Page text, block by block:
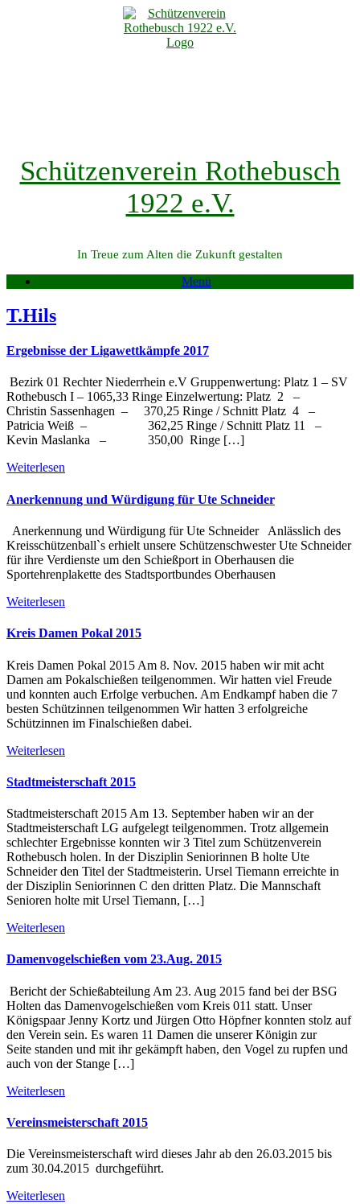
Schützenverein Rothebusch
1922 e.V.
In Treue zum Alten die Zukunft gestalten
Menü
T.Hils
Ergebnisse der Ligawettkämpfe 2017
Bezirk 01 Rechter Niederrhein e.V Gruppenwertung: Platz 1 – SV
Rothebusch I – 1065,33 Ringe Einzelwertung: Platz 2 –
Christin Sassenhagen – 370,25 Ringe / Schnitt Platz 4 –
Patricia Weiß – 362,25 Ringe / Schnitt Platz 11 –
Kevin Maslanka – 350,00 Ringe […]
Weiterlesen
Anerkennung und Würdigung für Ute Schneider
Anerkennung und Würdigung für Ute Schneider Anlässlich des
Kreisschützenball`s erhielt unsere Schützenschwester Ute Schneider
für ihre Verdienste um den Schießport in Oberhausen die
Sportehrenplakette des Stadtsportbundes Oberhausen
Weiterlesen
Kreis Damen Pokal 2015
Kreis Damen Pokal 2015 Am 8. Nov. 2015 haben wir mit acht
Damen am Pokalschießen teilgenommen. Wir hatten viel Freude
und konnten auch Erfolge verbuchen. Am Endkampf haben die 7
besten Schützinnen teilgenommen Wir hatten 3 erfolgreiche
Schützinnen im Finalschießen dabei.
Weiterlesen
Stadtmeisterschaft 2015
Stadtmeisterschaft 2015 Am 13. September haben wir an der
Stadtmeisterschaft LG aufgelegt teilgenommen. Trotz allgemein
schlechter Ergebnisse konnten wir 3 Titel zum Schützenverein
Rothebusch holen. In der Disziplin Seniorinnen B holte Ute
Schneider den Titel der Stadtmeisterin. Ursel Tiemann erreichte in
der Disziplin Seniorinnen C den dritten Platz. Die Mannschaft
Senioren holte mit Ursel Tiemann, […]
Weiterlesen
Damenvogelschießen vom 23.Aug. 2015
Bericht der Schießabteilung Am 23. Aug 2015 fand bei der BSG
Holten das Damenvogelschießen vom Kreis 011 statt. Unser
Königspaar Jenny Kortz und Jürgen Otto Höpfner konnten stolz auf
den Verein sein. Es waren 11 Damen die unserer Königin zur
Seite standen und mit ihr gekämpft haben, den Vogel zu rupfen und
auch von der Stange […]
Weiterlesen
Vereinsmeisterschaft 2015
Die Vereinsmeisterschaft wird dieses Jahr ab den 26.03.2015 bis
zum 30.04.2015 durchgeführt.
Weiterlesen